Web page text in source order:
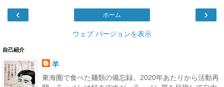
‹ ›
ホーム
ウェブ バージョンを表示
自己紹介
羊
東海圏で食べた麺類の備忘録。2020年あたりから活動再